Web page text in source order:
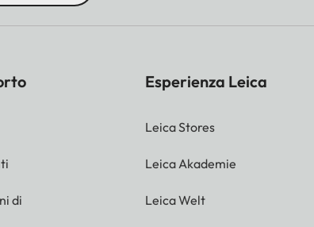
di
Esperienza Leica
Leica Stores
Leica Akademie
Leica Welt